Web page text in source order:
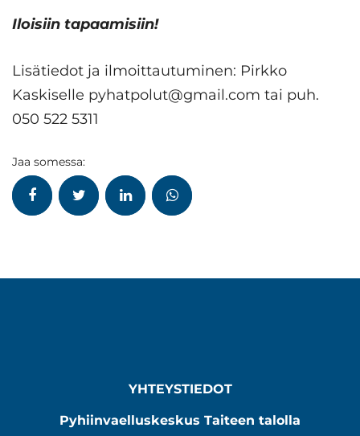
Iloisiin tapaamisiin!
Lisätiedot ja ilmoittautuminen: Pirkko
Kaskiselle pyhatpolut@gmail.com tai puh.
050 522 5311
Jaa somessa:
YHTEYSTIEDOT
Pyhiinvaelluskeskus Taiteen talolla